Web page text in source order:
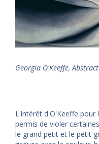
Georgia O'Keeffe,
L'intérêt d'O'Keeffe pour
permis de violer
le grand petit et le petit